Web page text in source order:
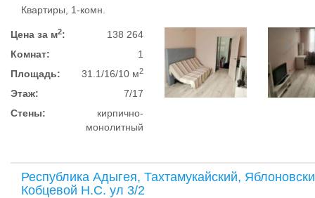
Квартиры, 1-комн.
Цена за м2:
138 264
Комнат:
1
Площадь:
31.1/16/10 м2
Этаж:
7/17
Стены:
кирпично-
монолитный
Республика Адыгея, Тахтамукайский,
Кобцевой Н.С. ул 3/2